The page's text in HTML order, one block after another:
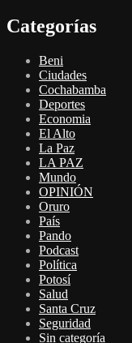
Categorías
Beni
Ciudades
Cochabamba
Deportes
Economia
El Alto
La Paz
LA PAZ
Mundo
OPINIÓN
Oruro
País
Pando
Podcast
Política
Potosí
Salud
Santa Cruz
Seguridad
Sin categoría